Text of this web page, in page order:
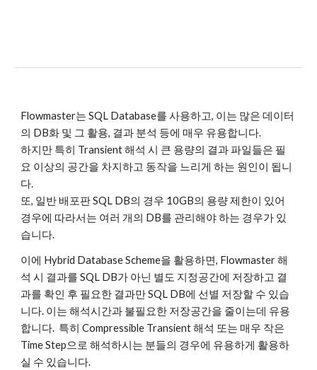
Flowmaster는 SQL Database를 사용하고, 이는 많은 데이터
의 DB화 및 그 활용, 결과 분석 등에 매우 유용합니다.
하지만 특히 Transient 해석 시 큰 용량의 결과 파일들은 필
요 이상의 공간을 차지하고 동작을 느리게 하는 원인이 됩니
다.
또, 일반 배포판 SQL DB의 경우 10GB의 용량 제한이 있어
경우에 따라서는 여러 개의 DB를 관리해야 하는 경우가 있
습니다.
이에 Hybrid Database Scheme을 활용하면, Flowmaster 해
석 시 결과를 SQL DB가 아닌 별도 지정공간에 저장하고 결
과를 확인 후 필요한 결과만 SQL DB에 선별 저장할 수 있습
니다. 이는 해석시간과 불필요한 저장공간을 줄이는데 유용
합니다.  특히 Compressible Transient 해석 또는 매우 작은
Time Step으로 해석하시는 분들의 경우에 유용하게 활용하
실 수 있습니다.